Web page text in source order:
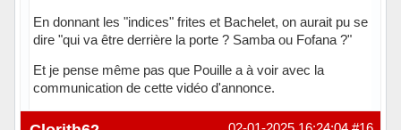
En donnant les "indices" frites et Bachelet, on aurait pu se
dire "qui va être derrière la porte ? Samba ou Fofana ?"
Et je pense même pas que Pouille a à voir avec la
communication de cette vidéo d'annonce.
Hors ligne